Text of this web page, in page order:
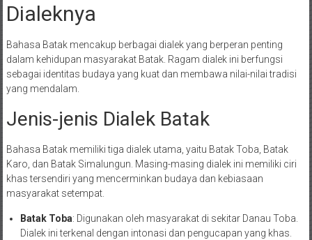
Dialeknya
Bahasa Batak mencakup berbagai dialek yang berperan penting
dalam kehidupan masyarakat Batak. Ragam dialek ini berfungsi
sebagai identitas budaya yang kuat dan membawa nilai-nilai tradisi
yang mendalam.
Jenis-jenis Dialek Batak
Bahasa Batak memiliki tiga dialek utama, yaitu Batak Toba, Batak
Karo, dan Batak Simalungun. Masing-masing dialek ini memiliki ciri
khas tersendiri yang mencerminkan budaya dan kebiasaan
masyarakat setempat.
Batak Toba: Digunakan oleh masyarakat di sekitar Danau Toba.
Dialek ini terkenal dengan intonasi dan pengucapan yang khas.